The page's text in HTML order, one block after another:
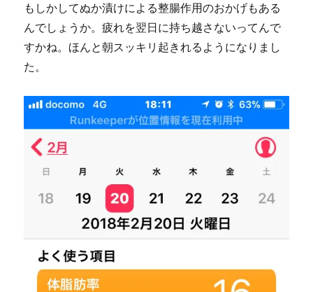
もしかしてぬか漬けによる整腸作用のおかげもある
んでしょうか。疲れを翌日に持ち越さないってんで
すかね。ほんと朝スッキリ起きれるようになりまし
た。